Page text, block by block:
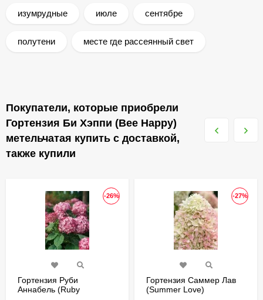
изумрудные июле сентябре
полутени месте где рассеянный свет
Покупатели, которые приобрели
Гортензия Би Хэппи (Bee Happy)
метельчатая купить с доставкой,
также купили
-26%
Гортензия Руби
Аннабель (Ruby
-27%
Гортензия Саммер Лав
(Summer Love)